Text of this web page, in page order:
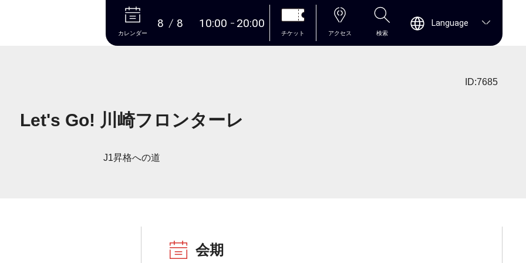
本文へ
カレンダー
8 8 10:00 20:00
チケット アクセス 検索
Language
ID:7685
Let's Go! 川崎フロンターレ
J1昇格への道
会期